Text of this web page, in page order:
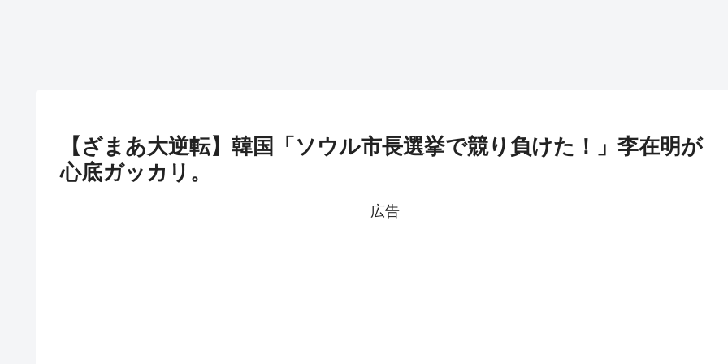
【ざまあ大逆転】韓国「ソウル市長選挙で競り負けた！」李在明が
心底ガッカリ。
広告